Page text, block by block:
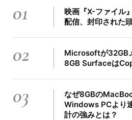
01
映画『X-ファイル
配信、封印された
02
Microsoftが32GB
8GB Surfaceは
03
なぜ8GBの
Windows PCより
計の強みとは？